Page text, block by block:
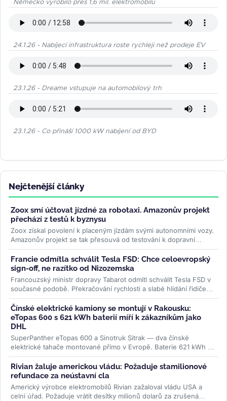
Německo vyrobilo přes 1,6 mil. elektromobilů
24.1.26 - Nabíjecí infrastruktura roste rychleji než prodeje EV
23.1.26 - Dreame vstupuje na automobilový trh
23.1.26 - Co přináší 1000 kW nabíjení od BYD
Nejčtenější články
Zoox smí účtovat jízdné za robotaxi. Amazonův projekt
přechází z testů k byznysu
Zoox získal povolení k placeným jízdám svými autonomními vozy.
Amazonův projekt se tak přesouvá od testování k dopravní
službě, kde...>>
Francie odmítla schválit Tesla FSD: Chce celoevropský
sign-off, ne razítko od Nizozemska
Francouzský ministr dopravy Tabarot odmítl schválit Tesla FSD v
současné podobě. Překračování rychlosti a slabé hlídání řidiče
ve...>>
Čínské elektrické kamiony se montují v Rakousku:
eTopas 600 s 621 kWh baterií míří k zákazníkům jako
DHL
SuperPanther eTopas 600 a Sinotruk Sitrak — dva čínské
elektrické tahače montované přímo v Evropě. Baterie 621 kWh od
CATL, reálný...>>
Rivian žaluje americkou vládu: Požaduje stamilionové
refundace za neústavní cla
Americký výrobce elektromobilů Rivian zažaloval vládu USA a
celní úřad. Požaduje vrátit desítky milionů dolarů za zrušená